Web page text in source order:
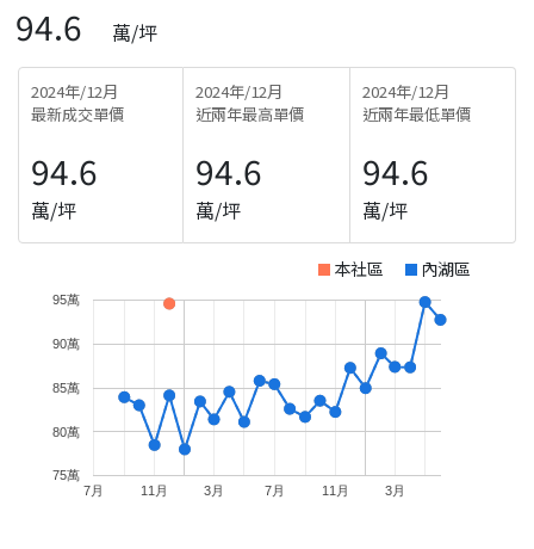
94.6 萬/坪
2024年/12月
最新成交單價
94.6
萬/坪
2024年/12月
近兩年最高單價
94.6
萬/坪
2024年/12月
近兩年最低單價
94.6
萬/坪
本社區 內湖區
7月 11月 3月 7月 11月 3月
75萬
80萬
85萬
90萬
95萬